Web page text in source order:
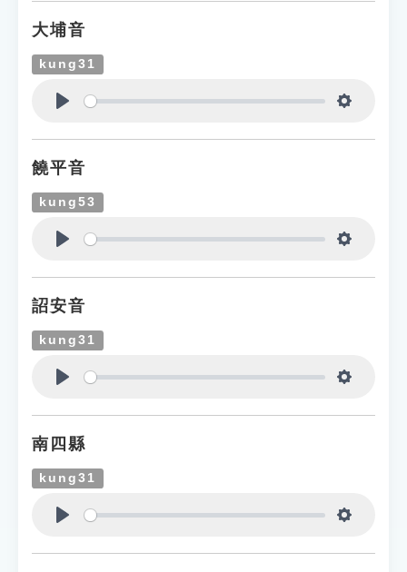
大埔音
kung31
饒平音
kung53
詔安音
kung31
南四縣
kung31